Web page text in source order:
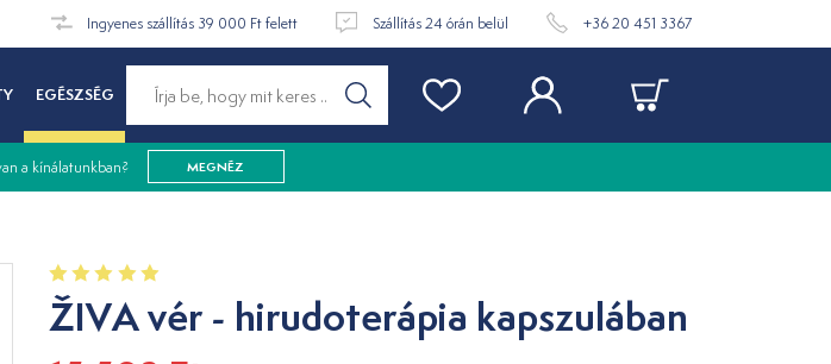
Ingyenes szállítás 39 000 Ft felett Szállítás 24 órán belül +36 20 451 3367
EGÉSZSÉG
a kínálatunkban? MEGNÉZ
ŽIVA vér - hirudoterápia kapszulában